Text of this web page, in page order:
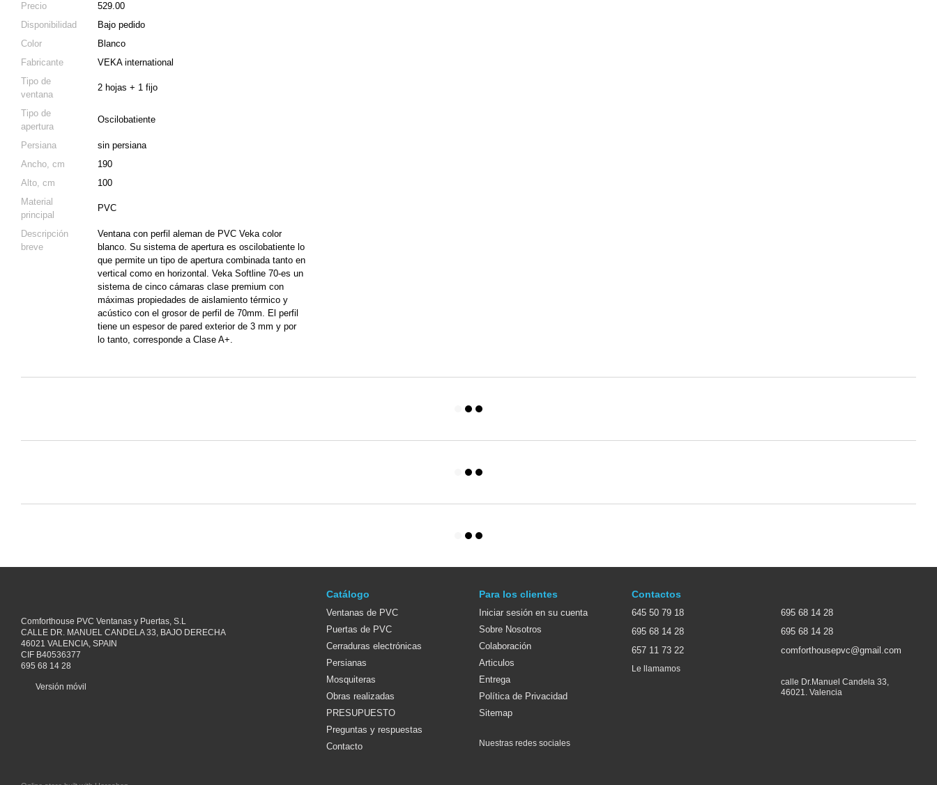
Precio
529.00
Disponibilidad
Bajo pedido
Color
Blanco
Fabricante
VEKA international
Tipo de
ventana
2 hojas + 1 fijo
Tipo de
apertura
Oscilobatiente
Persiana
sin persiana
Ancho, cm
190
Alto, cm
100
Material
principal
PVC
Descripción
breve
Ventana con perfil aleman de PVC Veka color
blanco. Su sistema de apertura es oscilobatiente lo
que permite un tipo de apertura combinada tanto en
vertical como en horizontal. Veka Softline 70-es un
sistema de cinco cámaras clase premium con
máximas propiedades de aislamiento térmico y
acústico con el grosor de perfil de 70mm. El perfil
tiene un espesor de pared exterior de 3 mm y por
lo tanto, corresponde a Clase A+.
Comforthouse PVC Ventanas y Puertas, S.L
CALLE DR. MANUEL CANDELA 33, BAJO DERECHA
46021 VALENCIA, SPAIN
CIF B40536377
695 68 14 28
Versión móvil
Catálogo
Ventanas de PVC
Puertas de PVC
Cerraduras electrónicas
Persianas
Mosquiteras
Obras realizadas
PRESUPUESTO
Preguntas y respuestas
Contacto
Para los clientes
Iniciar sesión en su cuenta
Sobre Nosotros
Colaboración
Articulos
Entrega
Política de Privacidad
Sitemap
Nuestras redes sociales
Contactos
645 50 79 18
695 68 14 28
657 11 73 22
Le llamamos
695 68 14 28
695 68 14 28
comforthousepvc@gmail.com
calle Dr.Manuel Candela 33,
46021. Valencia